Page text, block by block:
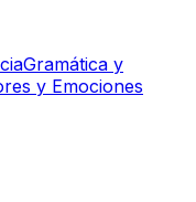
Gramática y
y Emociones